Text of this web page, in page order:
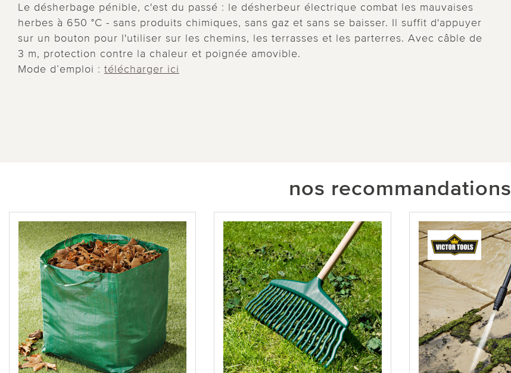
Le désherbage pénible, c'est du passé : le désherbeur électrique combat les mauvaises
herbes à 650 °C - sans produits chimiques, sans gaz et sans se baisser. Il suffit d'appuyer
sur un bouton pour l'utiliser sur les chemins, les terrasses et les parterres. Avec câble de
3 m, protection contre la chaleur et poignée amovible.
Mode d’emploi : télécharger ici
nos recommandations